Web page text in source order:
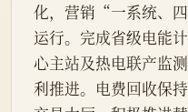
化，营销“一系统、
运行。完成省级电能
心主站及热电联产监
利推进。电费回收保